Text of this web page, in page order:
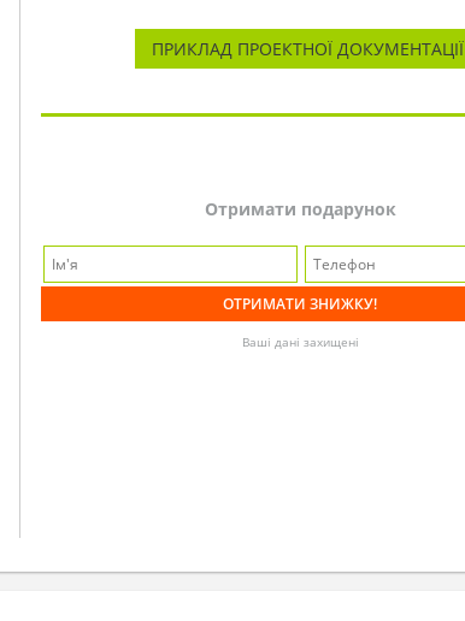
ПРИКЛАД ПРОЕКТНОЇ ДОКУМЕНТАЦІЇ
Отримати подарунок
Ваші дані захищені